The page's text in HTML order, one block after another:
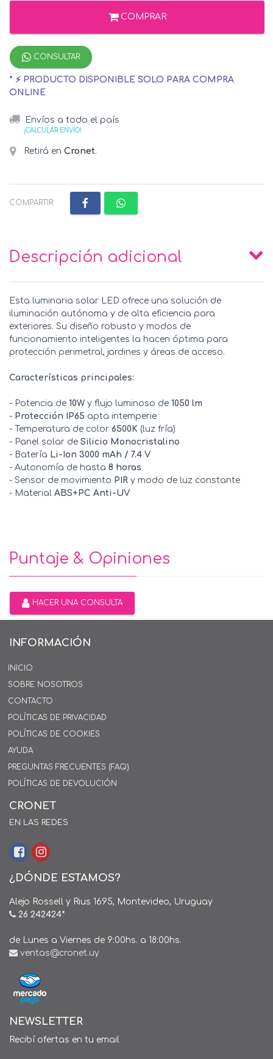
COMPRAR
CONSULTAR
* ⚡ PRODUCTO DISPONIBLE SOLO PARA COMPRA
ONLINE
Envíos a todo el país
¡CALCULAR ENVÍO!
Retirá en Cronet.
COMPARTIR:
Descripción adicional
Esta luminaria solar LED ofrece una solución de
iluminación autónoma y de alta eficiencia para
exteriores. Su diseño robusto y modos de
funcionamiento inteligentes la hacen óptima para
protección perimetral, jardines y áreas de acceso.
Características principales:
- Potencia de 10W y flujo luminoso de 1050 lm
- Protección IP65 apta intemperie
- Temperatura de color 6500K (luz fría)
- Panel solar de Silicio Monocristalino
- Batería Li-Ion 3000 mAh / 7.4 V
- Autonomía de hasta 8 horas
- Sensor de movimiento PIR y modo de luz constante
- Material ABS+PC Anti-UV
Puntaje & Opiniones
HACER UNA CONSULTA
INFORMACIÓN
INICIO
SOBRE NOSOTROS
CONTACTO
POLÍTICAS DE PRIVACIDAD
POLÍTICAS DE COOKIES
AYUDA
PREGUNTAS FRECUENTES (FAQ)
POLÍTICAS DE DEVOLUCIÓN
CRONET
EN LAS REDES
¿DÓNDE ESTAMOS?
Alejo Rossell y Rius 1695, Montevideo, Uruguay
26 242424*
de Lunes a Viernes de 9:00hs. a 18:00hs.
ventas@cronet.uy
NEWSLETTER
Recibí ofertas en tu email